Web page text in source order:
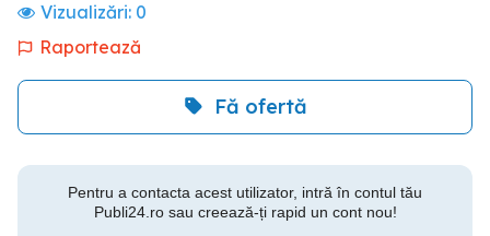
Vizualizări: 0
Raportează
Fă ofertă
Pentru a contacta acest utilizator, intră în contul tău
Publi24.ro sau creează-ți rapid un cont nou!